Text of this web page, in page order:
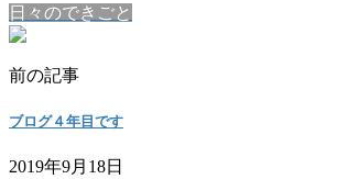
日々のできごと
前の記事
ブログ４年目です
2019年9月18日